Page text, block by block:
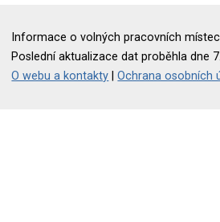
Informace o volných pracovních
Poslední aktualizace dat proběhla dne
O webu a kontakty |Ochrana osobních